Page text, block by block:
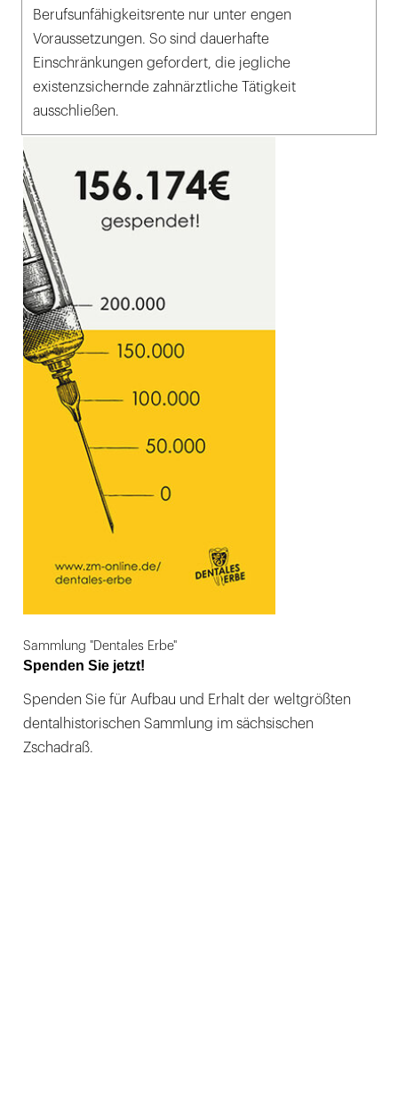
Berufsunfähigkeitsrente nur unter engen
Voraussetzungen. So sind dauerhafte
Einschränkungen gefordert, die jegliche
existenzsichernde zahnärztliche Tätigkeit
ausschließen.
Sammlung "Dentales Erbe"
Spenden Sie jetzt!
Spenden Sie für Aufbau und Erhalt der weltgrößten
dentalhistorischen Sammlung im sächsischen
Zschadraß.